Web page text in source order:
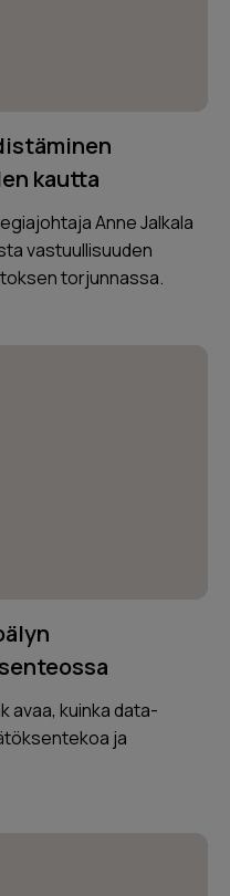
kautta
Anne Jalkala
vastuullisuuden
torjunnassa.
avaa, kuinka data-
ja